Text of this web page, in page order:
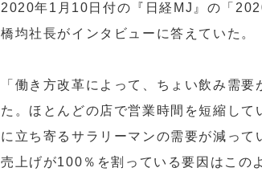
2020年1月10日付の『日経MJ』の「
橋均社長がインタビューに答えていた。
「働き方改革によって、ちょい飲み需
た。ほとんどの店で営業時間を短縮し
に立ち寄るサラリーマンの需要が減って
売上げが100％を割っている要因はこの